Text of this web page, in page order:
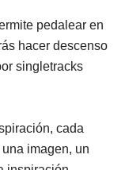
pedalear en
hacer descenso
singletracks
cada
imagen, un